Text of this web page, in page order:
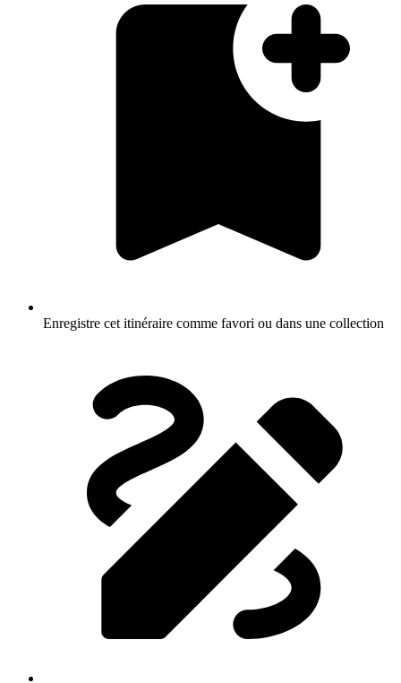
Enregistre cet itinéraire comme favori ou dans une collection